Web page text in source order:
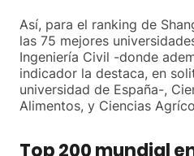
Así, para el ranking de
las 75 mejores
Ingeniería Civil -donde
indicador la destaca, en
universidad de España-,
Alimentos, y Ciencias
Top 200 mundial